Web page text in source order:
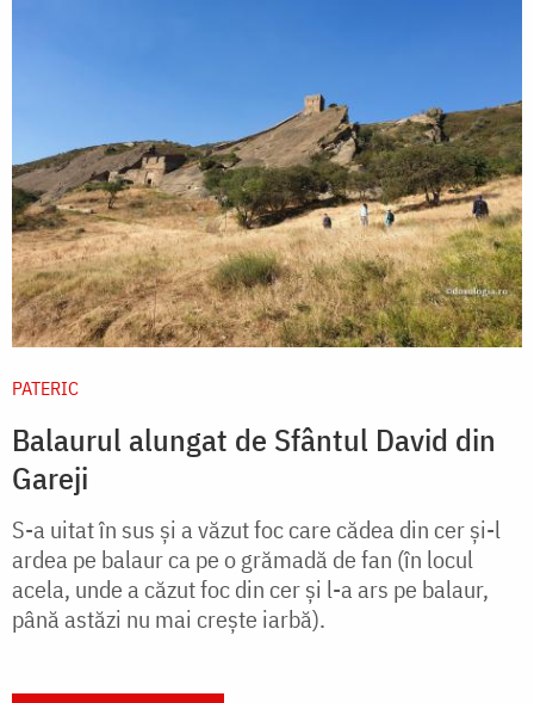
PATERIC
Balaurul alungat de Sfântul David din
Gareji
S-a uitat în sus şi a văzut foc care cădea din cer şi-l
ardea pe balaur ca pe o grămadă de fan (în locul
acela, unde a căzut foc din cer şi l-a ars pe balaur,
până astăzi nu mai creşte iarbă).